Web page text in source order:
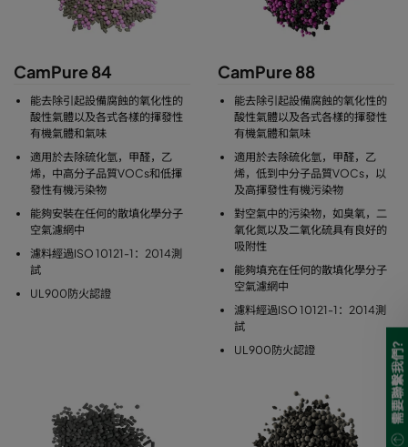
CamPure 84
能去除引起設備腐蝕的氧化性的
酸性氣體以及各式各樣的揮發性
有機氣體和氣味
適用於去除硫化氫，甲醛，乙
烯，中高分子品質VOCs和低揮
發性有機污染物
能夠安裝在任何的散填化學分子
空氣濾網中
濾料經過ISO 10121-1：2014測
試
UL900防火認證
CamPure 88
能去除引起設備腐蝕的氧化性的
酸性氣體以及各式各樣的揮發性
有機氣體和氣味
適用於去除硫化氫，甲醛，乙
烯，低到中分子品質VOCs，以
及高揮發性有機污染物
對空氣中的污染物，如臭氧，二
氧化氮以及二氧化硫具有良好的
吸附性
能夠填充在任何的散填化學分子
空氣濾網中
濾料經過ISO 10121-1：2014測
試
UL900防火認證
需要聯繫我們?